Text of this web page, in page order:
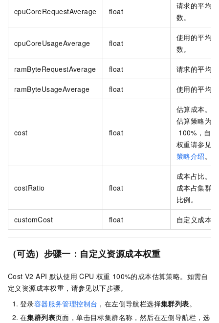
cpuCoreRequestAverage float
请求的平均
数。
cpuCoreUsageAverage float
使用的平均
数。
ramByteRequestAverage float 请求的平均
ramByteUsageAverage float 使用的平均
cost float
估算成本。
估算策略为
100%，自
权重请参见
策略介绍。
costRatio float
成本占比。
成本占集群
比例。
customCost float 自定义成本。
（可选）步骤一 ：自定义资源成本权重
Cost V2 API 默认使用 CPU 权重 100%的成本估算策略。如需自
定义资源成本权重，请参见以下步骤。
登录容器服务管理控制台 ，在左侧导航栏选择集群列表。
在集群列表页面，单击目标集群名称，然后在左侧导航栏，选